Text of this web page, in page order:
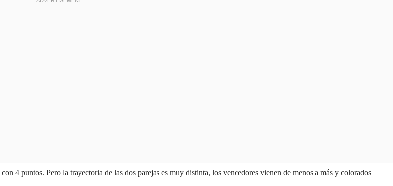
4 puntos. Pero la trayectoria de las dos parejas es muy distinta, los vencedores vienen de menos a más y colorados